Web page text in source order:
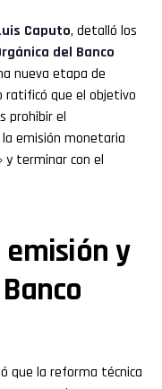
Caputo, detalló los
del Banco
nueva etapa de
ratificó que el objetivo
prohibir el
emisión monetaria
y terminar con el
emisión y
que la reforma técnica